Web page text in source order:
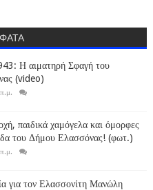
Η αιματηρή Σφαγή του
(video)
παιδικά χαμόγελα και όμορφες
του Δήμου Ελασσόνας! (φωτ.)
για τον Ελασσονίτη Μανώλη